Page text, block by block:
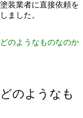
装業者に直接依頼を
ました。
のようなものなのか
のようなも